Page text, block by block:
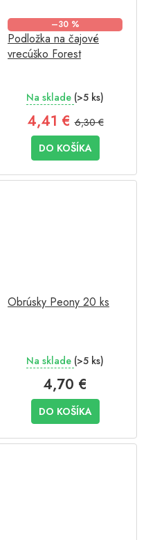
–30 %
Podložka na čajové
vrecúško Forest
Na sklade (>5 ks)
4,41 €6,30 €
DO KOŠÍKA
Obrúsky Peony 20 ks
Na sklade (>5 ks)
4,70 €
DO KOŠÍKA